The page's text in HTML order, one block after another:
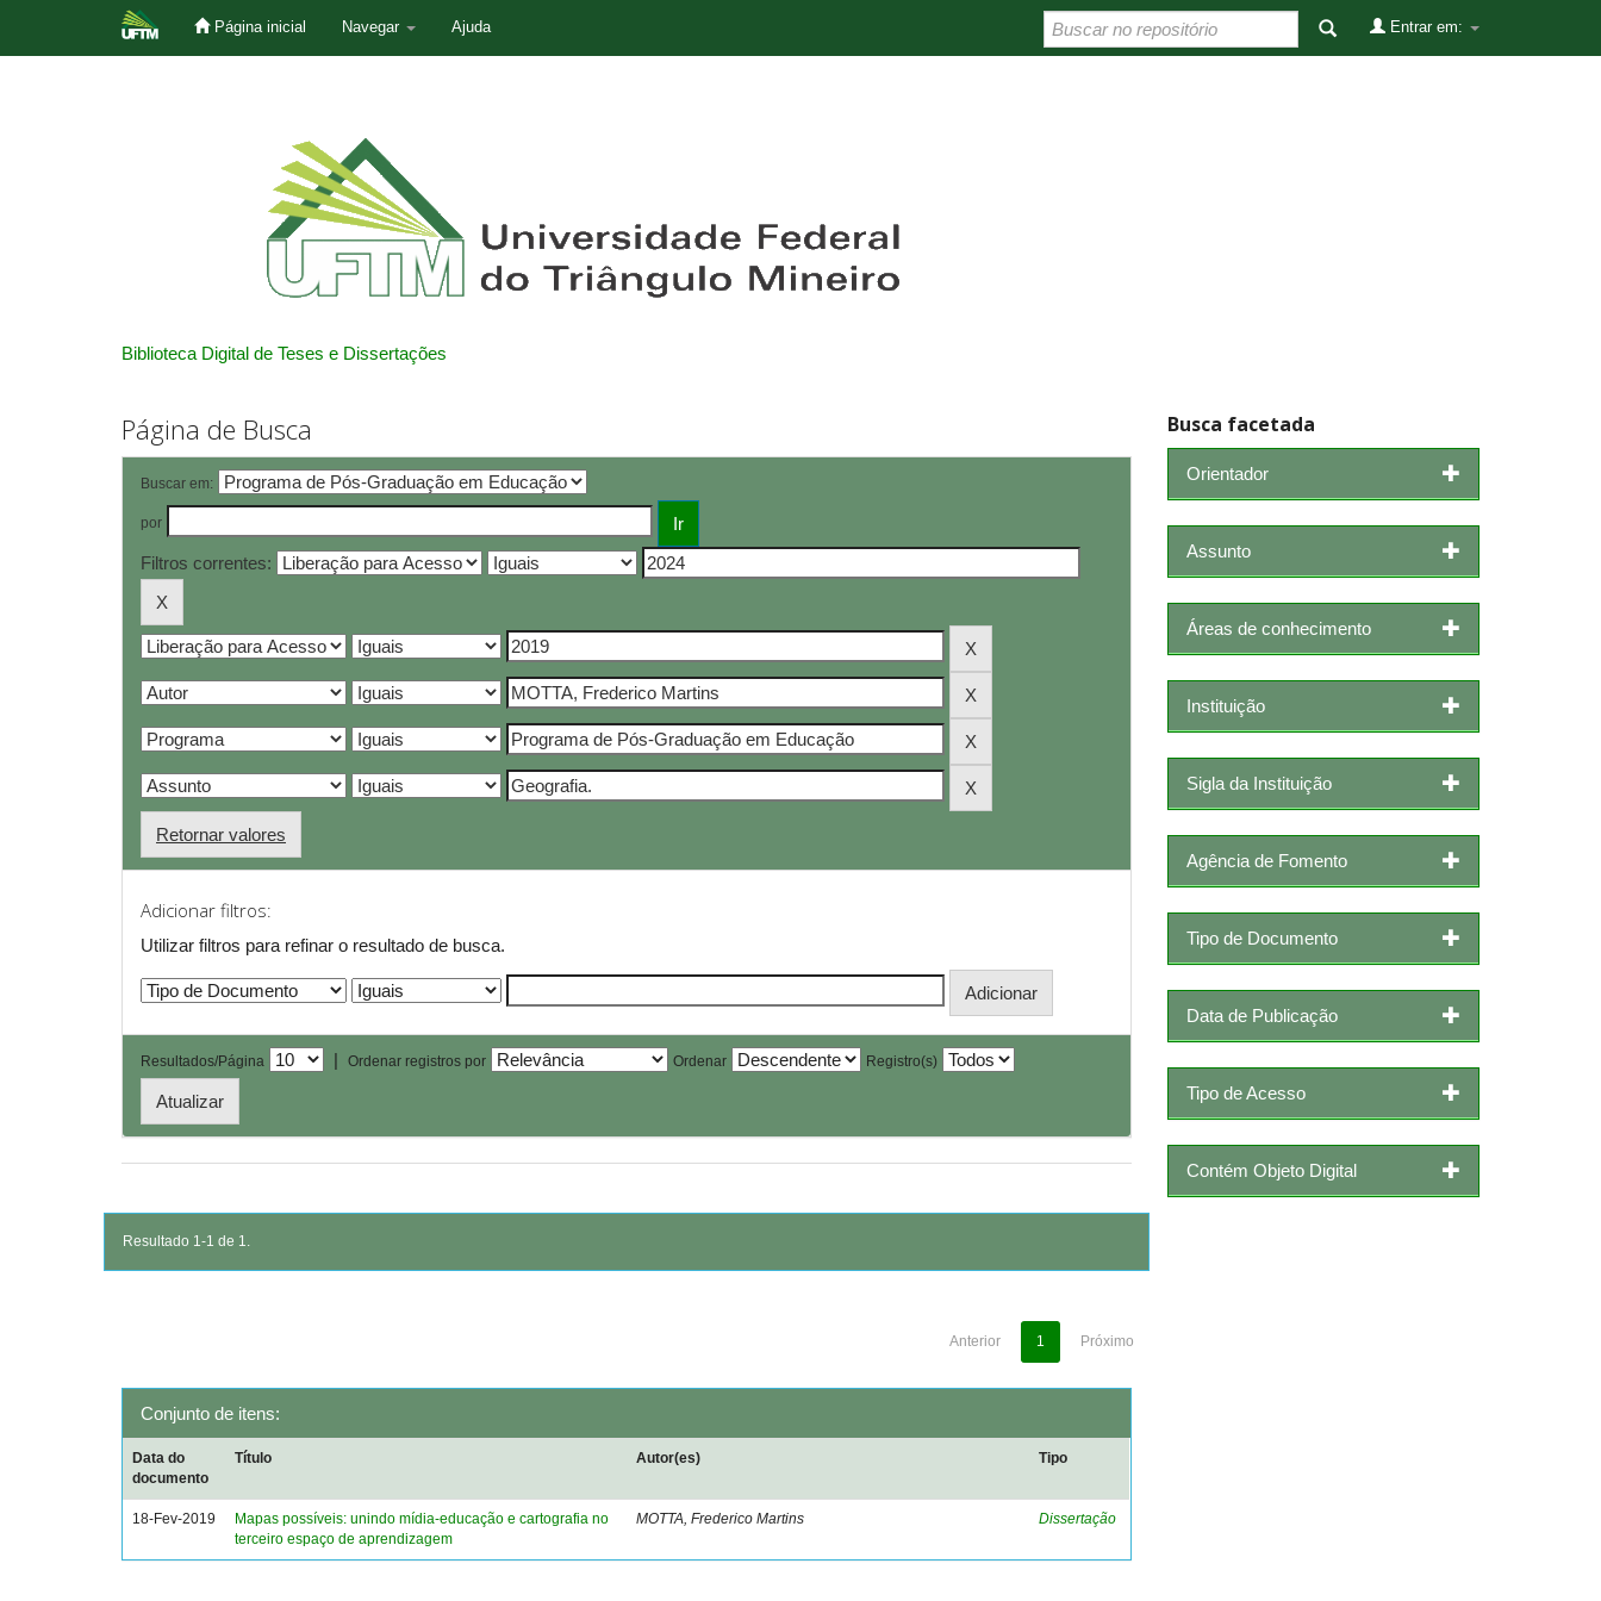
Página inicial Navegar Ajuda Entrar em:
Biblioteca Digital de Teses e Dissertações
Página de Busca
Buscar em:
por
Filtros correntes:
Retornar valores
Adicionar filtros:
Utilizar filtros para refinar o resultado de busca.
Resultados/Página | Ordenar registros por Ordenar Registro(s)
Resultado 1-1 de 1.
Anterior 1 Próximo
Conjunto de itens:
Data do
documento
Título Autor(es) Tipo
18-Fev-2019
Mapas possíveis: unindo mídia-educação e cartografia no
terceiro espaço de aprendizagem
MOTTA, Frederico Martins Dissertação
Busca facetada
Orientador
Assunto
Áreas de conhecimento
Instituição
Sigla da Instituição
Agência de Fomento
Tipo de Documento
Data de Publicação
Tipo de Acesso
Contém Objeto Digital